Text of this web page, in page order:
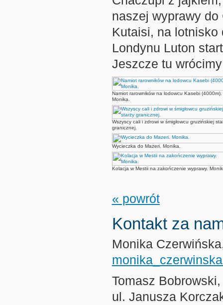
naszej wyprawy do
Kutaisi, na
Londynu Luton
Jeszcze tu
Namiot rarowników na lodowcu Kasebi (4000m).
Monika.
Wszyscy cali i zdrowi w śmigłowcu gruzińskiej
granicznej.
Wycieczka do Mazeri. Monika.
Kolacja w Mestii na zakończenie wyprawy.
« powrót
Kontakt za
Monika
Tomasz Bobrowski,
ul. Janusza